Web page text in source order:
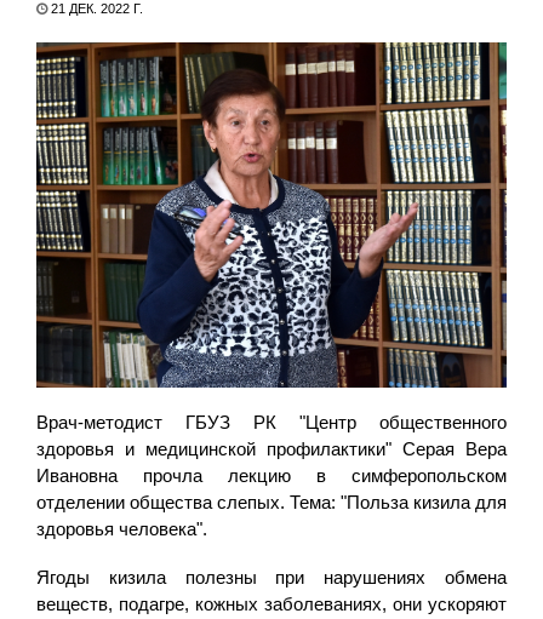
21 ДЕК. 2022 Г.
Врач-методист ГБУЗ РК "Центр общественного
здоровья и медицинской профилактики" Серая Вера
Ивановна прочла лекцию в симферопольском
отделении общества слепых. Тема: "Польза кизила для
здоровья человека".
Ягоды кизила полезны при нарушениях обмена
веществ, подагре, кожных заболеваниях, они ускоряют